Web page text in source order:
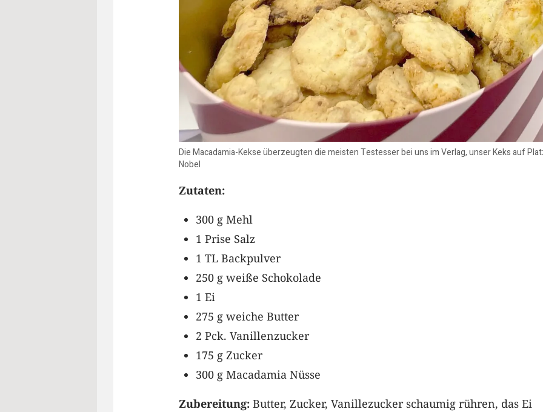
Die Macadamia-Kekse überzeugten die meisten Testesser bei uns im Verlag, unser Keks auf
Nobel
Zutaten:
300 g Mehl
1 Prise Salz
1 TL Backpulver
250 g weiße Schokolade
1 Ei
275 g weiche Butter
2 Pck. Vanillenzucker
175 g Zucker
300 g Macadamia Nüsse
Zubereitung: Butter, Zucker, Vanillezucker schaumig rühren, das Ei